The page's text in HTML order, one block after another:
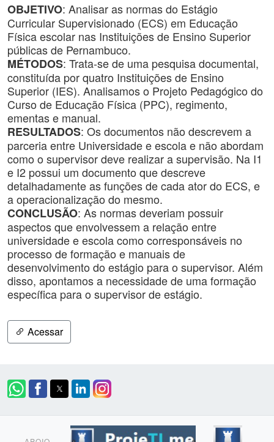
OBJETIVO: Analisar as normas do Estágio
Curricular Supervisionado (ECS) em Educação
Física escolar nas Instituições de Ensino Superior
públicas de Pernambuco.
MÉTODOS: Trata-se de uma pesquisa documental,
constituída por quatro Instituições de Ensino
Superior (IES). Analisamos o Projeto Pedagógico do
Curso de Educação Física (PPC), regimento,
ementas e manual.
RESULTADOS: Os documentos não descrevem a
parceria entre Universidade e escola e não abordam
como o supervisor deve realizar a supervisão. Na I1
e I2 possui um documento que descreve
detalhadamente as funções de cada ator do ECS, e
a operacionalização do mesmo.
CONCLUSÃO: As normas deveriam possuir
aspectos que envolvessem a relação entre
universidade e escola como corresponsáveis no
processo de formação e manuais de
desenvolvimento do estágio para o supervisor. Além
disso, apontamos a necessidade de uma formação
específica para o supervisor de estágio.
Acessar